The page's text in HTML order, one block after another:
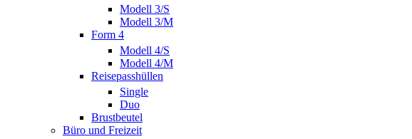
Modell 3/S
Modell 3/M
Form 4
Modell 4/S
Modell 4/M
Reisepasshüllen
Single
Duo
Brustbeutel
Büro und Freizeit